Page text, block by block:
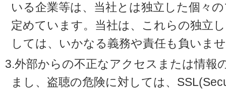
いる企業等は、当社とは独立した個々
定めています。当社は、これらの独立
しては、いかなる義務や責任も負いま
3.外部からの不正なアクセスまたは情報
まし、盗聴の危険に対しては、